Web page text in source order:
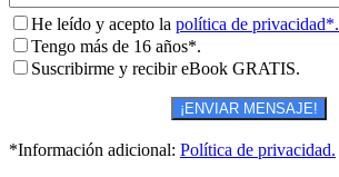
He leído y acepto la política de privacidad*.
Tengo más de 16 años*.
Suscribirme y recibir eBook GRATIS.
*Información adicional: Política de privacidad.